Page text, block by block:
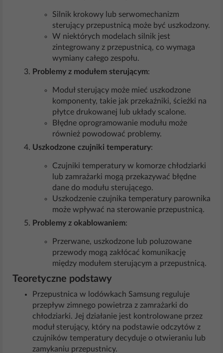
Silnik krokowy lub serwomechanizm
sterujący przepustnicą może być uszkodzony.
W niektórych modelach silnik jest
zintegrowany z przepustnicą, co wymaga
wymiany całego zespołu.
Problemy z modułem sterującym:
Moduł sterujący może mieć uszkodzone
komponenty, takie jak przekaźniki, ścieżki na
płytce drukowanej lub układy scalone.
Błędne oprogramowanie modułu może
również powodować problemy.
Uszkodzone czujniki temperatury:
Czujniki temperatury w komorze chłodziarki
lub zamrażarki mogą przekazywać błędne
dane do modułu sterującego.
Uszkodzenie czujnika temperatury parownika
może wpływać na sterowanie przepustnicą.
Problemy z okablowaniem:
Przerwane, uszkodzone lub poluzowane
przewody mogą zakłócać komunikację
między modułem sterującym a przepustnicą.
Teoretyczne podstawy
Przepustnica w lodówkach Samsung reguluje
przepływ zimnego powietrza z zamrażarki do
chłodziarki. Jej działanie jest kontrolowane przez
moduł sterujący, który na podstawie odczytów z
czujników temperatury decyduje o otwieraniu lub
zamykaniu przepustnicy.